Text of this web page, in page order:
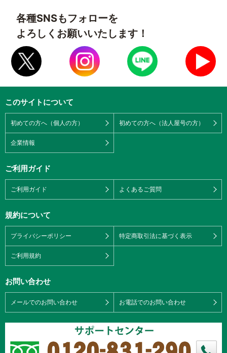
各種SNSもフォローを
よろしくお願いいたします！
このサイトについて
初めての方へ（個人の方） 初めての方へ（法人屋号の方）
企業情報
ご利用ガイド
ご利用ガイド よくあるご質問
規約について
プライバシーポリシー 特定商取引法に基づく表示
ご利用規約
お問い合わせ
メールでのお問い合わせ お電話でのお問い合わせ